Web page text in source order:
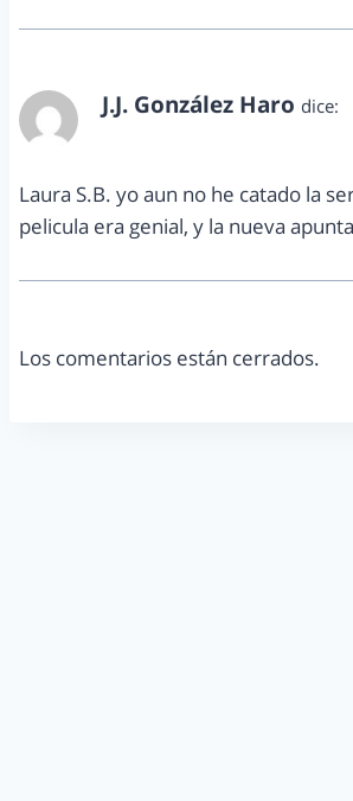
J.J. González Haro dice:
Laura S.B. yo aun no he catado la
pelicula era genial, y la nueva
Los comentarios están cerrados.